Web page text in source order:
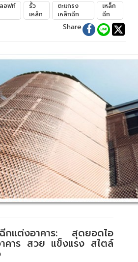
ลอฟท์
รั้ว
เหล็ก
ตะแกรง
เหล็กฉีก
เหล็ก
ฉีก
Share
ฉีกแต่งอาคาร: สุดยอดไอ
าคาร สวย แข็งแรง สไตล์